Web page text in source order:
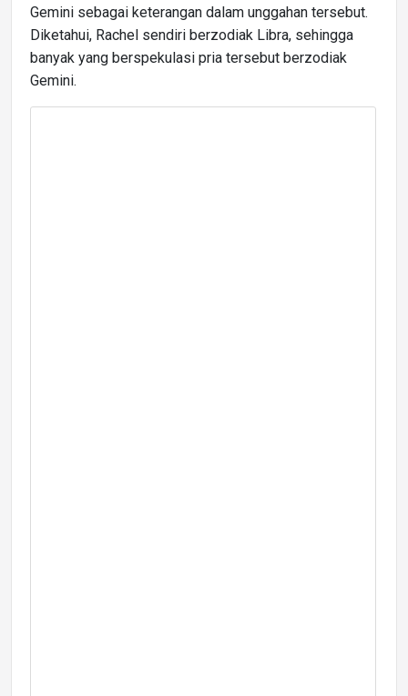
Gemini sebagai keterangan dalam unggahan tersebut.
Diketahui, Rachel sendiri berzodiak Libra, sehingga
banyak yang berspekulasi pria tersebut berzodiak
Gemini.